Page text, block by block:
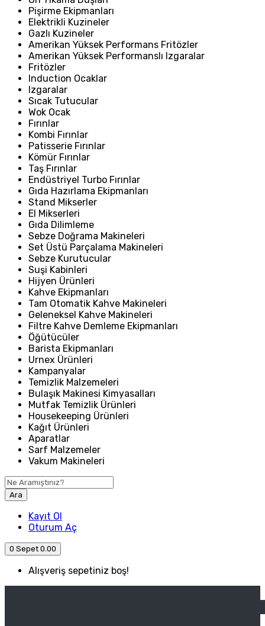
Pişirme Ekipmanları
Elektrikli Kuzineler
Gazlı Kuzineler
Amerikan Yüksek Performans Fritözler
Amerikan Yüksek Performanslı Izgaralar
Fritözler
Induction Ocaklar
Izgaralar
Sıcak Tutucular
Wok Ocak
Fırınlar
Kombi Fırınlar
Patisserie Fırınlar
Kömür Fırınlar
Taş Fırınlar
Endüstriyel Turbo Fırınlar
Gıda Hazırlama Ekipmanları
Stand Mikserler
El Mikserleri
Gıda Dilimleme
Sebze Doğrama Makineleri
Set Üstü Parçalama Makineleri
Sebze Kurutucular
Suşi Kabinleri
Hijyen Ürünleri
Kahve Ekipmanları
Tam Otomatik Kahve Makineleri
Geleneksel Kahve Makineleri
Filtre Kahve Demleme Ekipmanları
Öğütücüler
Barista Ekipmanları
Urnex Ürünleri
Kampanyalar
Temizlik Malzemeleri
Bulaşık Makinesi Kimyasalları
Mutfak Temizlik Ürünleri
Housekeeping Ürünleri
Kağıt Ürünleri
Aparatlar
Sarf Malzemeler
Vakum Makineleri
Ara
Kayıt Ol
Oturum Aç
0 Sepet 0.00
Alışveriş sepetiniz boş!